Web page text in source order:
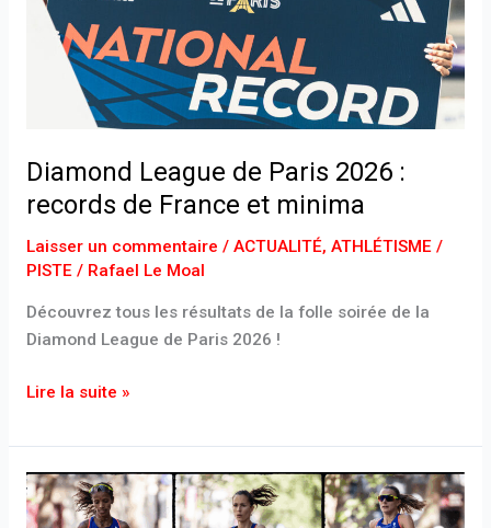
Diamond League de Paris 2026 :
records de France et minima
Laisser un commentaire / ACTUALITÉ, ATHLÉTISME /
PISTE/ Rafael Le Moal
Découvrez tous les résultats de la folle soirée de la
Diamond League de Paris 2026 !
records
France
Lire la suite »
Marathon
de